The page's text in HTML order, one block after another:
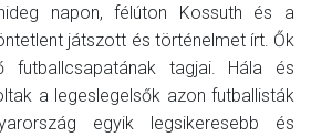
napon, félúton Kossuth és a
játszott és történelmet írt. Ők
tagjai. Hála és
a legeslegelsők azon futballisták
egyik legsikeresebb és